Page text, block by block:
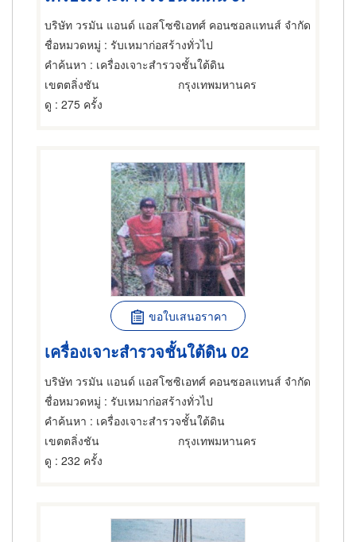
บริษัท วรมัน แอนด์ แอสโซซิเอทศ์ คอนซอลแทนส์ จำกัด
ชื่อหมวดหมู่ : รับเหมาก่อสร้างทั่วไป
คำค้นหา : เครื่องเจาะสำรวจชั้นใต้ดิน
เขตตลิ่งชัน
กรุงเทพมหานคร
ดู : 275 ครั้ง
ขอใบเสนอราคา
เครื่องเจาะสำรวจชั้นใต้ดิน 02
บริษัท วรมัน แอนด์ แอสโซซิเอทศ์ คอนซอลแทนส์ จำกัด
ชื่อหมวดหมู่ : รับเหมาก่อสร้างทั่วไป
คำค้นหา : เครื่องเจาะสำรวจชั้นใต้ดิน
เขตตลิ่งชัน
กรุงเทพมหานคร
ดู : 232 ครั้ง